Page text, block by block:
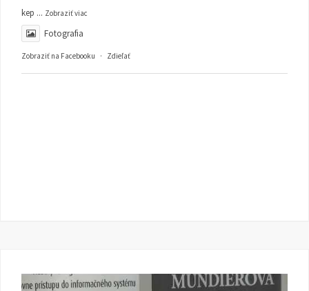
kep ... Zobraziť viac
Fotografia
Zobraziť na Facebooku · Zdieľať